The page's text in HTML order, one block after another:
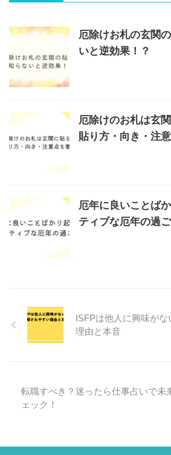
厄除けお札の玄関
いと逆効果！？
厄除けのお札は玄
貼り方・向き・注
厄年に良いことば
ティブな厄年の過
ISFPは他人に興味が
理由と本音
転職すべき？迷ったら仕事占いで未
ェック！